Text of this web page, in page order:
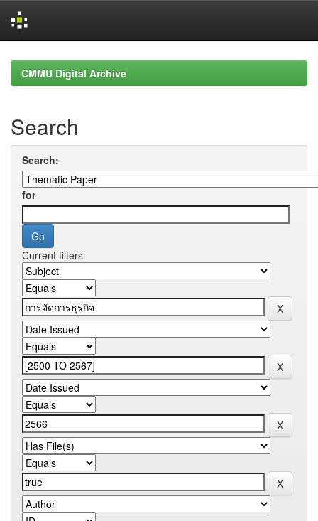
navigationCMMU Digital Archive
Search
Search:
for
Current filters: